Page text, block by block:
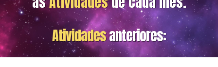
Atividadesanteriores: